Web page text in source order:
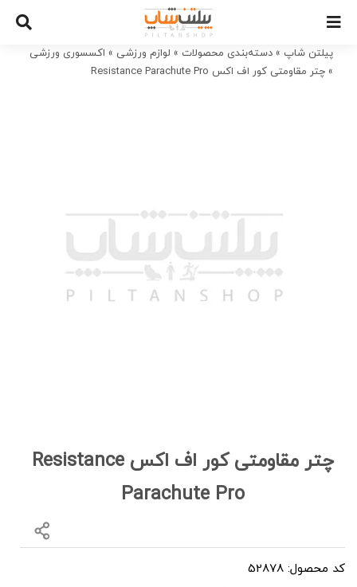
contentپیلتن شاپ » دسته‌بندی محصولات » لوازم ورزشی » اکسسوری ورزشی
» چتر مقاومتی کور اف اکس Resistance Parachute Pro
چتر مقاومتی کور اف اکس Resistance
Parachute Pro
کد محصول: 52878